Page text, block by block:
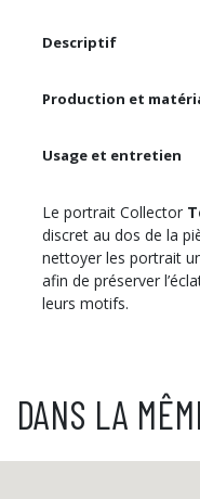
Descriptif
Production et
Usage et entretien
Le portrait Collector
discret au dos de la
nettoyer les portrait
afin de préserver
leurs motifs.
DANS LA